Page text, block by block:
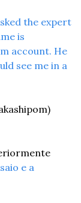
the expert
is
account. He
see me in a
e a